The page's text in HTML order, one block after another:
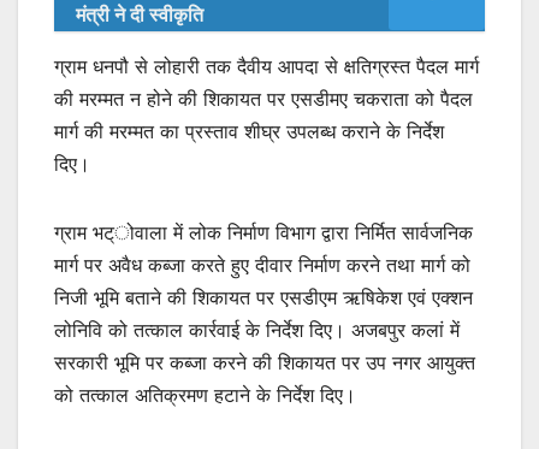
मंत्री ने दी स्वीकृति
ग्राम धनपौ से लोहारी तक दैवीय आपदा से क्षतिग्रस्त पैदल मार्ग
की मरम्मत न होने की शिकायत पर एसडीमए चकराता को पैदल
मार्ग की मरम्मत का प्रस्ताव शीघ्र उपलब्ध कराने के निर्देश
दिए।
ग्राम भट्ोवाला में लोक निर्माण विभाग द्वारा निर्मित सार्वजनिक
मार्ग पर अवैध कब्जा करते हुए दीवार निर्माण करने तथा मार्ग को
निजी भूमि बताने की शिकायत पर एसडीएम ऋषिकेश एवं एक्शन
लोनिवि को तत्काल कार्रवाई के निर्देश दिए। अजबपुर कलां में
सरकारी भूमि पर कब्जा करने की शिकायत पर उप नगर आयुक्त
को तत्काल अतिक्रमण हटाने के निर्देश दिए।